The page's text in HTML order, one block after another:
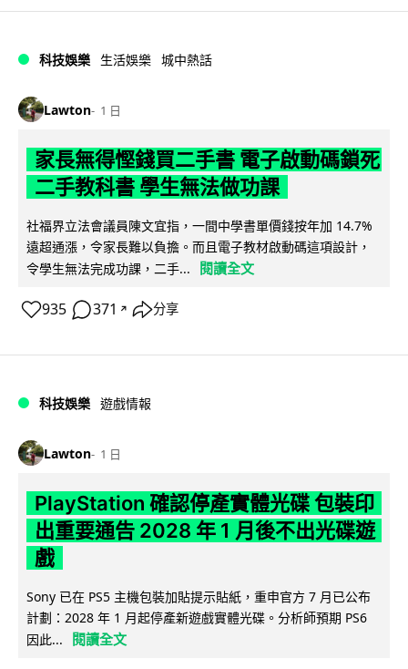
科技娛樂 生活娛樂 城中熱話
Lawton 1 日
家長無得慳錢買二手書 電子啟動碼鎖死
二手教科書 學生無法做功課
社福界立法會議員陳文宜指，一間中學書單價錢按年加 14.7%
遠超通漲，令家長難以負擔。而且電子教材啟動碼這項設計，
令學生無法完成功課，二手...
閱讀全文
935 371 ↗ 分享
科技娛樂 遊戲情報
Lawton 1 日
PlayStation 確認停產實體光碟 包裝印
出重要通告 2028 年 1 月後不出光碟遊
戲
Sony 已在 PS5 主機包裝加貼提示貼紙，重申官方 7 月已公布
計劃：2028 年 1 月起停產新遊戲實體光碟。分析師預期 PS6
因此...
閱讀全文